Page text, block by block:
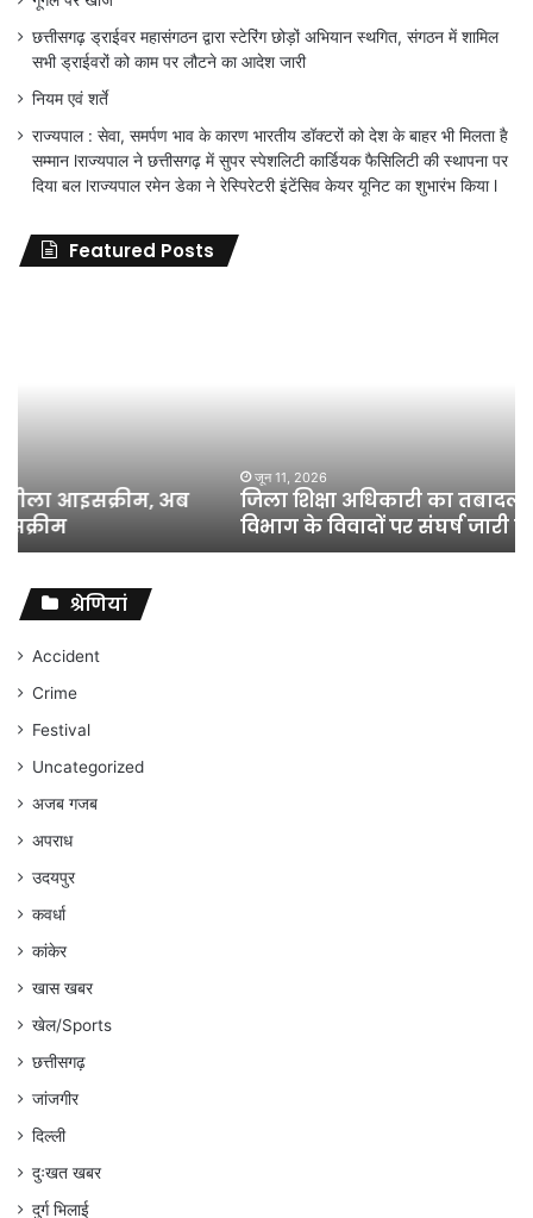
छत्तीसगढ़ ड्राईवर महासंगठन द्वारा स्टेरिंग छोड़ों अभियान स्थगित, संगठन में शामिल
सभी ड्राईवरों को काम पर लौटने का आदेश जारी
नियम एवं शर्ते
राज्यपाल : सेवा, समर्पण भाव के कारण भारतीय डॉक्टरों को देश के बाहर भी मिलता है
सम्मान lराज्यपाल ने छत्तीसगढ़ में सुपर स्पेशलिटी कार्डियक फैसिलिटी की स्थापना पर
दिया बल lराज्यपाल रमेन डेका ने रेस्पिरेटरी इंटेंसिव केयर यूनिट का शुभारंभ किया l
Featured Posts
विभाग
के
विवादों
संघर्ष
जारी
रहेगा
अंकित
गौरहा
जिला शिक्षा अधिकारी का तबादला हुआ, लेकिन शिक्षा
विभाग के विवादों पर संघर्ष जारी रहेगा : अंकित गौरहा
श्रेणियां
Accident
Crime
Festival
Uncategorized
अजब गजब
अपराध
उदयपुर
कवर्धा
कांकेर
खास खबर
खेल/Sports
छत्तीसगढ़
जांजगीर
दिल्ली
दुःखत खबर
दुर्ग भिलाई